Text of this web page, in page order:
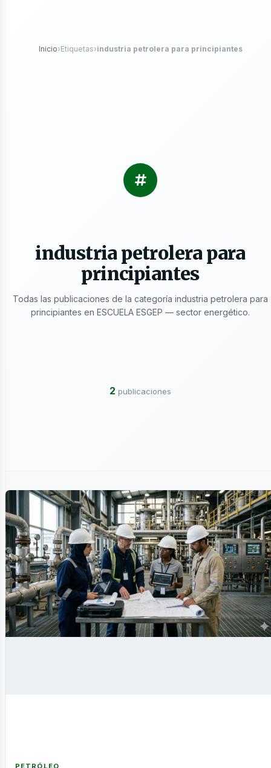
Inicio›Etiquetas›industria petrolera para principiantes
industria petrolera para
principiantes
Todas las publicaciones de la categoría industria petrolera para
principiantes en ESCUELA ESGEP — sector energético.
2 publicaciones